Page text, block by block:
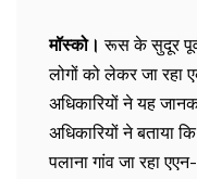
मॉस्को। रूस के सुदूर
लोगों को लेकर जा रहा
अधिकारियों ने यह
अधिकारियों ने बताया
पलाना गांव जा रहा